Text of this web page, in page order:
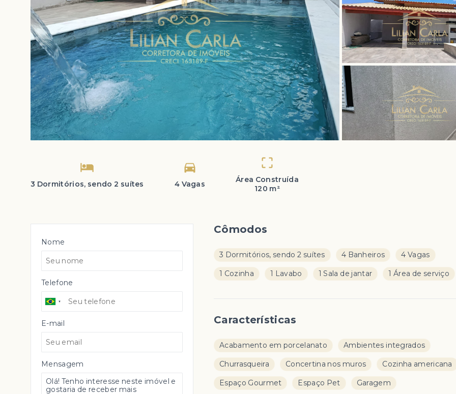
3 Dormitórios, sendo 2 suítes 4 Vagas
Área Construída
120 m²
Nome
Telefone
E-mail
Mensagem
Cômodos
3 Dormitórios, sendo 2 suítes 4 Banheiros 4 Vagas
1 Cozinha 1 Lavabo 1 Sala de jantar 1 Área de serviço
Características
Acabamento em porcelanato Ambientes integrados
Churrasqueira Concertina nos muros Cozinha americana
Espaço Gourmet Espaço Pet Garagem